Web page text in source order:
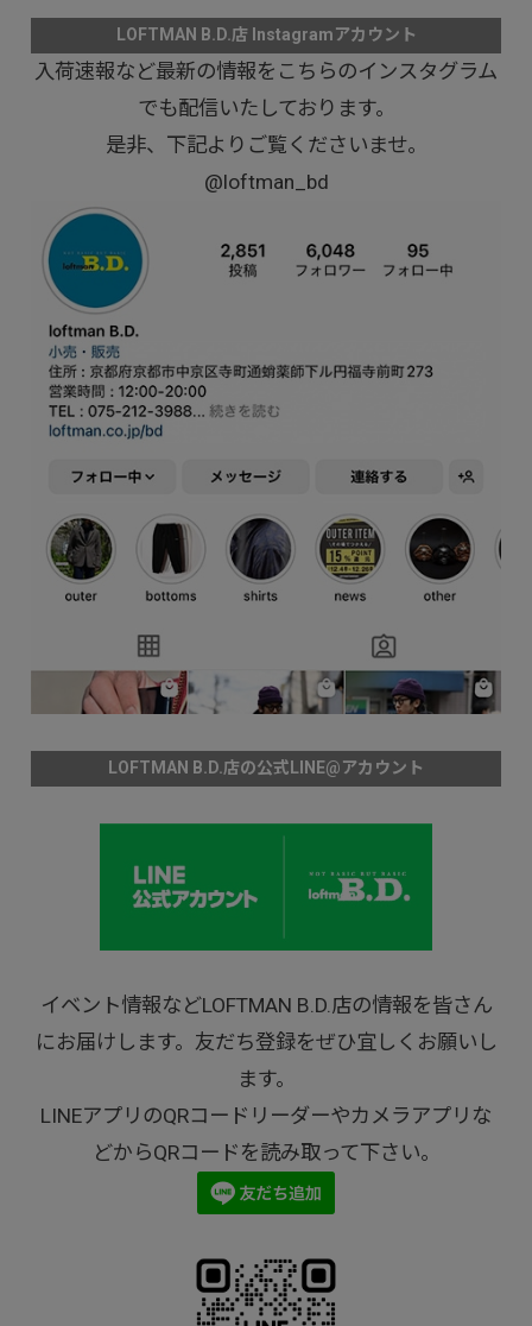
LOFTMAN B.D.店 Instagramアカウント
入荷速報など最新の情報をこちらのインスタグラム
でも配信いたしております。
是非、下記よりご覧くださいませ。
@loftman_bd
LOFTMAN B.D.店の公式LINE@アカウント
イベント情報などLOFTMAN B.D.店の情報を皆さん
にお届けします。友だち登録をぜひ宜しくお願いし
ます。
LINEアプリのQRコードリーダーやカメラアプリな
どからQRコードを読み取って下さい。